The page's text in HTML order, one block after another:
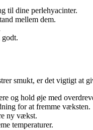
til dine perlehyacinter.
mellem dem.
smukt, er det vigtigt at
og hold øje med
for at fremme væksten.
ny vækst.
temperaturer.